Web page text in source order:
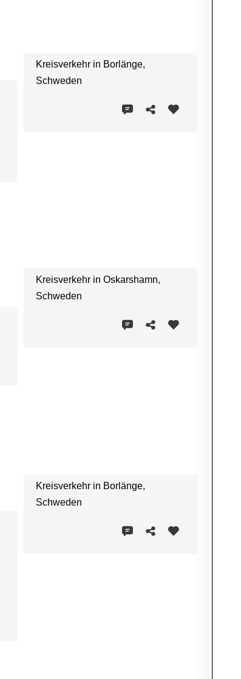
Kreisverkehr in Borlänge,
Schweden
Kreisverkehr in Oskarshamn,
Schweden
Kreisverkehr in Borlänge,
Schweden